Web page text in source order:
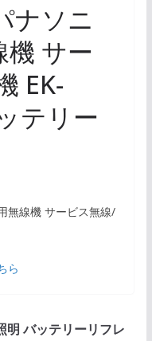
ナソニ
機 サー
EK-
テリー
無線機 サービス無線/
ら
明 バッテリーリフレ